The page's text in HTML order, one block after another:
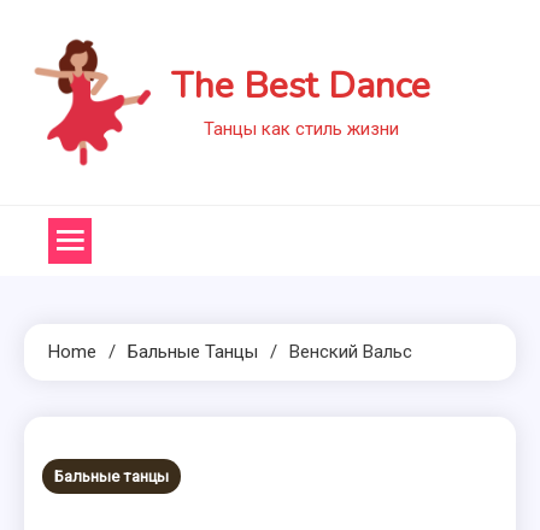
content
The Best Dance
Танцы как стиль жизни
Home Бальные Танцы Венский Вальс
Бальные танцы